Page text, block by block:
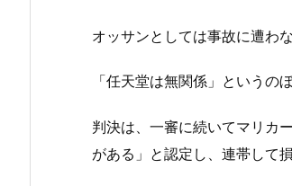
オッサンとしては事故に遭わ
「任天堂は無関係」というの
判決は、一審に続いてマリカ
がある」と認定し、連帯して